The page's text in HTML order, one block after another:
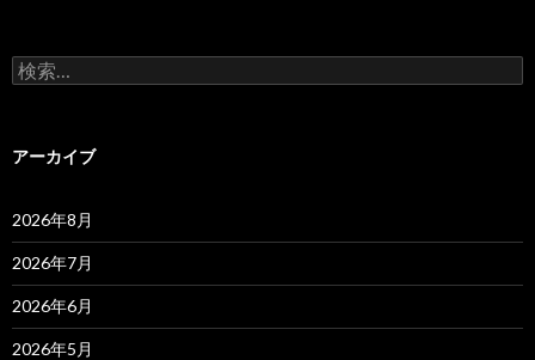
検
索:
アーカイブ
2026年8月
2026年7月
2026年6月
2026年5月